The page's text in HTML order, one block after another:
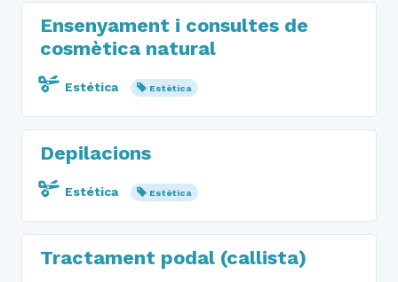
Ensenyament i consultes de
cosmètica natural
Estética Estètica
Depilacions
Estética Estètica
Tractament podal (callista)